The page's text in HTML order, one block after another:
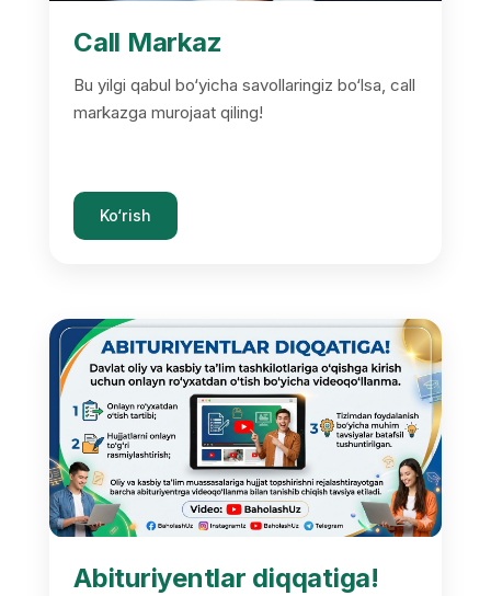
Call Markaz
Bu yilgi qabul bo‘yicha savollaringiz bo‘lsa, call
markazga murojaat qiling!
Ko‘rish
Abituriyentlar diqqatiga!